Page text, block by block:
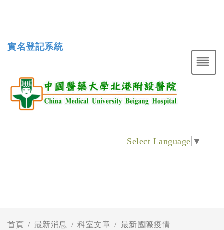
實名登記系統
Select Language ▼
首頁 最新消息 科室文章 最新國際疫情